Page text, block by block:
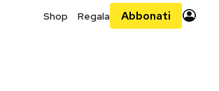
Shop Regala Abbonati